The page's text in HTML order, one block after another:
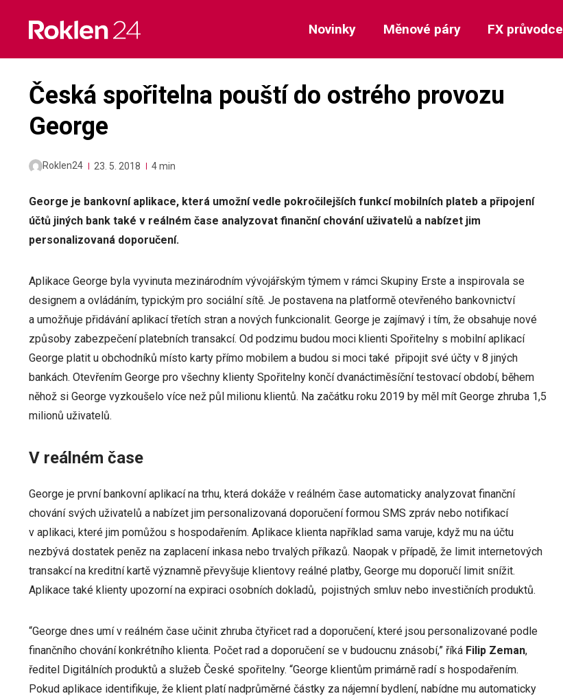
content
Novinky Měnové páry FX průvodce
Česká spořitelna pouští do ostrého provozu
George
Roklen24 23. 5. 2018 4 min
George je bankovní aplikace, která umožní vedle pokročilejších funkcí mobilních plateb a připojení
účtů jiných bank také v reálném čase analyzovat finanční chování uživatelů a nabízet jim
personalizovaná doporučení.
Aplikace George byla vyvinuta mezinárodním vývojářským týmem v rámci Skupiny Erste a inspirovala se
designem a ovládáním, typickým pro sociální sítě. Je postavena na platformě otevřeného bankovnictví
a umožňuje přidávání aplikací třetích stran a nových funkcionalit. George je zajímavý i tím, že obsahuje nové
způsoby zabezpečení platebních transakcí. Od podzimu budou moci klienti Spořitelny s mobilní aplikací
George platit u obchodníků místo karty přímo mobilem a budou si moci také připojit své účty v 8 jiných
bankách. Otevřením George pro všechny klienty Spořitelny končí dvanáctiměsíční testovací období, během
něhož si George vyzkoušelo více než půl milionu klientů. Na začátku roku 2019 by měl mít George zhruba 1,5
milionů uživatelů.
V reálném čase
George je první bankovní aplikací na trhu, která dokáže v reálném čase automaticky analyzovat finanční
chování svých uživatelů a nabízet jim personalizovaná doporučení formou SMS zpráv nebo notifikací
v aplikaci, které jim pomůžou s hospodařením. Aplikace klienta například sama varuje, když mu na účtu
nezbývá dostatek peněz na zaplacení inkasa nebo trvalých příkazů. Naopak v případě, že limit internetových
transakcí na kreditní kartě významně převyšuje klientovy reálné platby, George mu doporučí limit snížit.
Aplikace také klienty upozorní na expiraci osobních dokladů, pojistných smluv nebo investičních produktů.
“George dnes umí v reálném čase učinit zhruba čtyřicet rad a doporučení, které jsou personalizované podle
finančního chování konkrétního klienta. Počet rad a doporučení se v budoucnu znásobí,” říká Filip Zeman,
ředitel Digitálních produktů a služeb České spořitelny. “George klientům primárně radí s hospodařením.
Pokud aplikace identifikuje, že klient platí nadprůměrné částky za nájemní bydlení, nabídne mu automaticky